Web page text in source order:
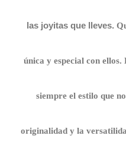
las joyitas que lleves.
única y especial con ellos.
siempre el estilo que
originalidad y la